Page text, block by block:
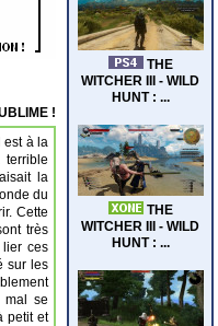
!
est à la
la
du
Cette
très
lier ces
sur les
mal se
petit et